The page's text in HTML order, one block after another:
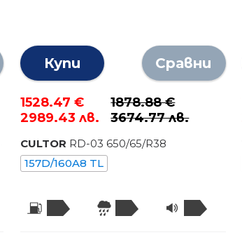
Купи Сравни
1528.47 €
2989.43 лв.
1878.88 €
3674.77 лв.
CULTOR RD-03 650/65/R38
157D/160A8 TL